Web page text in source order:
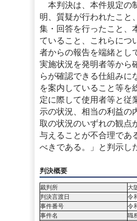
本判決は、本件規定の
明、質疑が行われたこと
集・回答を行ったこと、
ていること、これらにつ
者からの報告を端緒とし
実施状況を発明者等から
らが確認できる仕組みに
を案内していること等を
定に際して使用者等と従
示の状況、相当の利益の
取の状況のいずれの観点
与えることが不合理であ
べきである。」と判示し
判決概要
裁判所
大
判決言渡日
令
事件番号
令
事件名
職